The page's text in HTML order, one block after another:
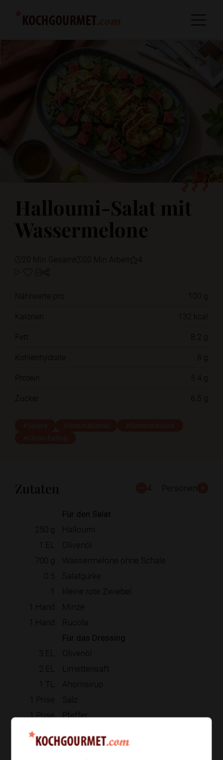
Halloumi-Salat mit
Wassermelone
20 Min Gesamt 20 Min Arbeit 4
Nährwerte pro
100 g
Kalorien
132 kcal
Fett
8.2 g
Kohlenhydrate
8 g
Protein
5.4 g
Zucker
6.5 g
Zutaten 4 Personen
Für den Salat
250 g
Halloumi
1 EL
Olivenöl
700 g
Wassermelone ohne Schale
0.5
Salatgurke
1
kleine rote Zwiebel
1 Hand
Minze
1 Hand Rucola
Für das Dressing
3 EL
Olivenöl
2 EL
Limettensaft
1 TL
Ahornsirup
1 Prise
Salz
1Prise Pfeffer
Zur Einkaufsliste hinzufügen